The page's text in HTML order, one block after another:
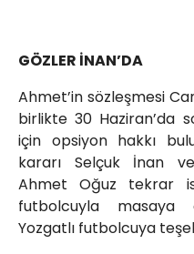
GÖZLER İNAN’DA
Ahmet’in sözleşmesi
birlikte 30 Haziran’da
için opsiyon hakkı
kararı Selçuk İnan
Ahmet Oğuz tekrar
futbolcuyla masaya
Yozgatlı futbolcuya